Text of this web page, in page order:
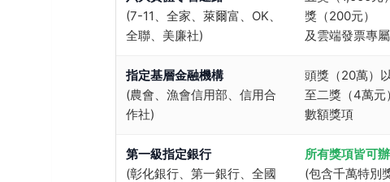
(7-11、全家、萊爾富、OK、
全聯、美廉社)
獎（200元）
及雲端發票專
指定基層金融機構
(農會、漁會信用部、信用合
作社)
頭獎（20萬）
至二獎（4萬元
數額獎項
第一級指定銀行
(彰化銀行、第一銀行、全國
所有獎項皆可
(包含千萬特別